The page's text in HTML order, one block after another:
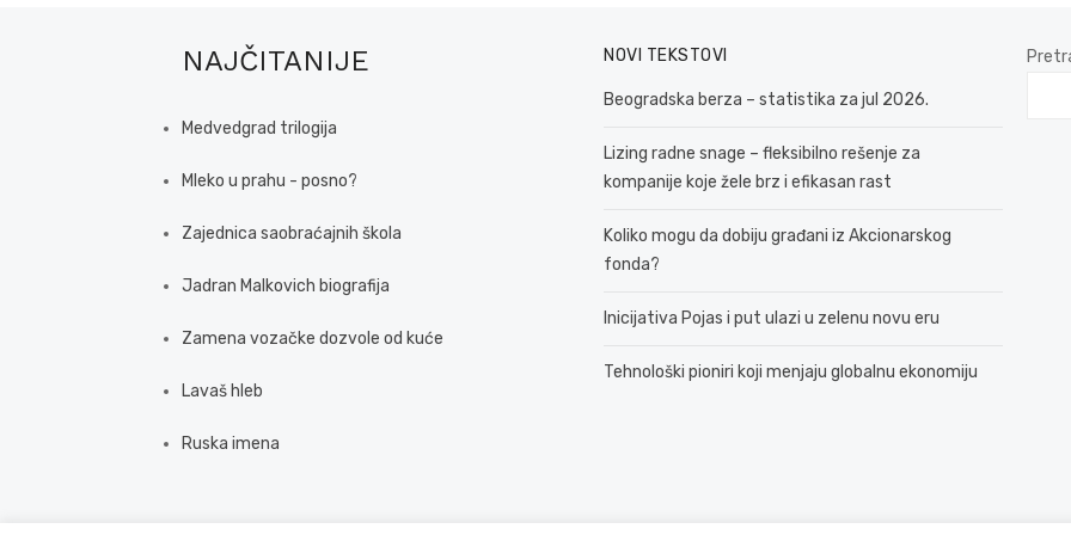
NAJČITANIJE
Medvedgrad trilogija
Mleko u prahu - posno?
Zajednica saobraćajnih škola
Jadran Malkovich biografija
Zamena vozačke dozvole od kuće
Lavaš hleb
Ruska imena
NOVI TEKSTOVI
Beogradska berza – statistika za jul 2026.
Lizing radne snage – fleksibilno rešenje za
kompanije koje žele brz i efikasan rast
Koliko mogu da dobiju građani iz Akcionarskog
fonda?
Inicijativa Pojas i put ulazi u zelenu novu eru
Tehnološki pioniri koji menjaju globalnu ekonomiju